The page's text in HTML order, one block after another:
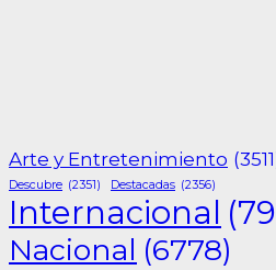
Arte y Entretenimiento
Descubre (2351) Destacadas (2356)
Internacional
Nacional (6778)